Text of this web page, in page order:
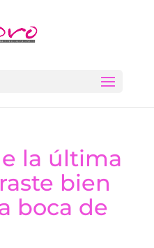
la última
bien
boca de